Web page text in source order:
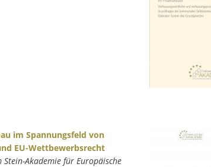
im Spannungsfeld von
EU-Wettbewerbsrecht
Akademie für Europäische